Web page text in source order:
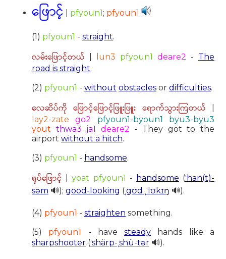
ဖြောင့် pfyoun1; pfyoun1
(1) pfyoun1 - straight.
လမ်းဖြောင့်တယ် lun3 pfyoun1 deare2 - The
road is straight.
(2) pfyoun1 - without obstacles or difficulties.
လေဆိပ်ကို ဖြောင့်ဖြောင့်ဖြူးဖြူး ရောက်သွားကြတယ်
lay2-zate
go2
pfyoun1-byoun1 byu3-byu3
yout thwa3 ja1 deare2 - They got to the
airport without a hitch.
(3) pfyoun1 - handsome.
ရုပ်ဖြောင့် |yoat pfyoun1 - handsome (ˈhan(t)-
səm 🔊); good-looking (ˌgʊd ˌˈlʊkɪŋ 🔊).
(4) pfyoun1 - straighten something.
(5) pfyoun1 - havesteady hands like a
sharpshooter (ˈshärp-ˌshü-tər 🔊).